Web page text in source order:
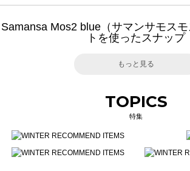
Samansa Mos2 blue（サマンサモス
トを使ったスナップ
もっと見る
TOPICS
特集